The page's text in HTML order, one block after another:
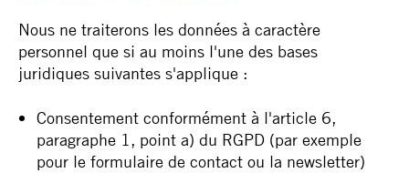
Nous ne traiterons les données à caractère
personnel que si au moins l'une des bases
juridiques suivantes s'applique :
Consentement conformément à l'article 6,
paragraphe 1, point a) du RGPD (par exemple
pour le formulaire de contact ou la newsletter)